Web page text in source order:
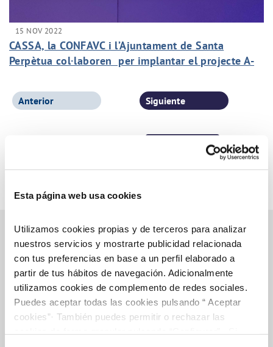
Esta página web usa cookies
Utilizamos cookies propias y de terceros para analizar
nuestros servicios y mostrarte publicidad relacionada
con tus preferencias en base a un perfil elaborado a
partir de tus hábitos de navegación. Adicionalmente
utilizamos cookies de complemento de redes sociales.
Puedes aceptar todas las cookies pulsando “ Aceptar
cookies”· También puedes permitir o rechazar las
15 NOV 2022
CASSA, la CONFAVC i l’Ajuntament de Santa
Perpètua col·laboren per implantar el projecte A-
Anterior Siguiente
Gestiones Online
FACTURAS, PAGOS Y CONSUMOS